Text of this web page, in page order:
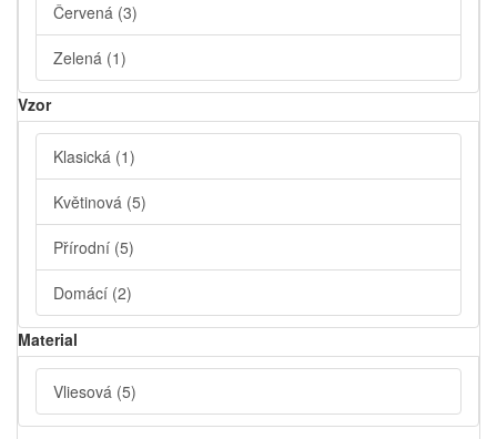
Červená (3)
Zelená (1)
Vzor
Klasická (1)
Květinová (5)
Přírodní (5)
Domácí (2)
Material
Vliesová (5)